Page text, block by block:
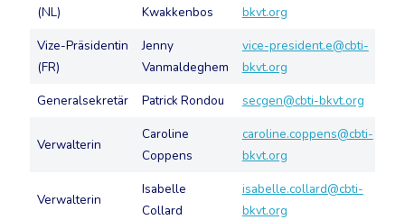
(NL)
Kwakkenbos
bkvt.org
Vize-Präsidentin
(FR)
Jenny
Vanmaldeghem
vice-president.e@cbti-
bkvt.org
Generalsekretär
Patrick Rondou secgen@cbti-bkvt.org
Verwalterin
Caroline
Coppens
caroline.coppens@cbti-
bkvt.org
Verwalterin
Isabelle
Collard
isabelle.collard@cbti-
bkvt.org